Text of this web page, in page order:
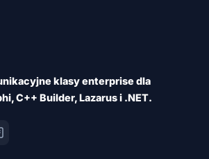
klasy enterprise dla
C++ Builder, Lazarus i .NET.